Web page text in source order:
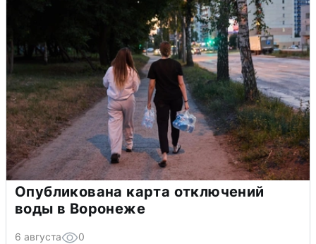
Опубликована карта отключений
воды в Воронеже
6 августа 0